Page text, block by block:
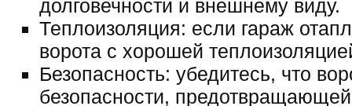
долговечности и внешнему виду.
Теплоизоляция: если гараж
ворота с хорошей
Безопасность: убедитесь, что
безопасности,